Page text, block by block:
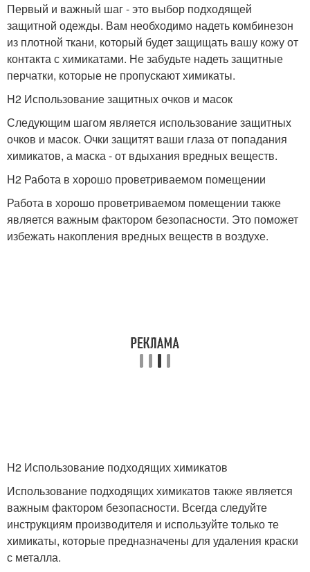
Первый и важный шаг - это выбор подходящей
защитной одежды. Вам необходимо надеть комбинезон
из плотной ткани, который будет защищать вашу кожу от
контакта с химикатами. Не забудьте надеть защитные
перчатки, которые не пропускают химикаты.
H2 Использование защитных очков и масок
Следующим шагом является использование защитных
очков и масок. Очки защитят ваши глаза от попадания
химикатов, а маска - от вдыхания вредных веществ.
H2 Работа в хорошо проветриваемом помещении
Работа в хорошо проветриваемом помещении также
является важным фактором безопасности. Это поможет
избежать накопления вредных веществ в воздухе.
H2 Использование подходящих химикатов
Использование подходящих химикатов также является
важным фактором безопасности. Всегда следуйте
инструкциям производителя и используйте только те
химикаты, которые предназначены для удаления краски
с металла.